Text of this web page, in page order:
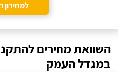
למחירון
השוואת מחירים
במגדל העמק